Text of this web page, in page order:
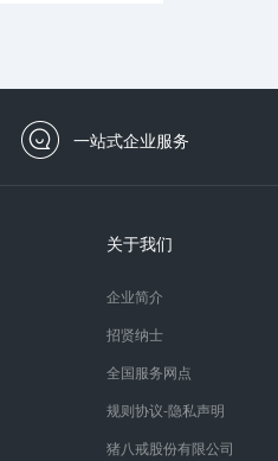
一站式企业服务
关于我们
企业简介
招贤纳士
全国服务网点
规则协议-隐私声明
猪八戒股份有限公司